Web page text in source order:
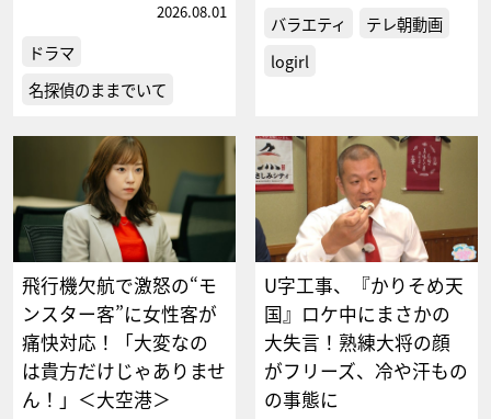
2026.08.01
ドラマ
名探偵のままでいて
バラエティ
テレ朝動画
logirl
飛行機欠航で激怒の“モ
ンスター客”に女性客が
痛快対応！「大変なの
は貴方だけじゃありませ
ん！」＜大空港＞
U字工事、『かりそめ天
国』ロケ中にまさかの
大失言！熟練大将の顔
がフリーズ、冷や汗もの
の事態に